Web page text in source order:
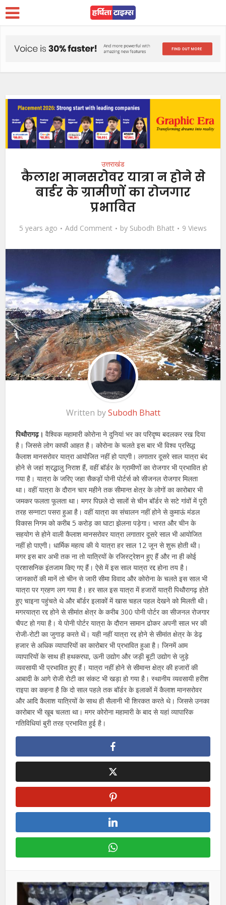
उत्तराखंड
कैलाश मानसरोवर यात्रा न होने से
बार्डर के ग्रामीणों का रोजगार
प्रभावित
5 years ago Add Comment by Subodh Bhatt 9 Views
Written bySubodh Bhatt
पिथौरागढ़। वैश्विक महामारी कोरोना ने दुनियां भर का परिदृष्य बदलकर रख दिया
है। जिससे लोग काफी आहत है। कोरोना के चलते इस बार भी विश्व प्रसिद्ध
कैलाश मानसरोवर यात्रा आयोजित नहीं हो पाएगी। लगातार दूसरे साल यात्रा बंद
होने से जहां श्रद्धालु निराश हैं, वहीं बॉर्डर के ग्रामीणों का रोजगार भी प्रभावित हो
गया है। यात्रा के जरिए जहा सैकड़ों पोनी पोर्टर्स को सीजनल रोजगार मिलता
था। वहीं यात्रा के दौरान चार महीने तक सीमान्त क्षेत्र के लोगों का कारोबार भी
जमकर फलता फूलता था। मगर पिछले दो सालों से चीन बॉर्डर से सटे गांवों में पूरी
तरह सन्नाटा पसरा हुआ है। वहीं यात्रा का संचालन नहीं होने से कुमाऊं मंडल
विकास निगम को करीब 5 करोड़ का घाटा झेलना पड़ेगा। भारत और चीन के
सहयोग से होने वाली कैलाश मानसरोवर यात्रा लगातार दूसरे साल भी आयोजित
नहीं हो पाएगी। धार्मिक महत्व की ये यात्रा हर साल 12 जून से शुरू होती थी।
मगर इस बार अभी तक ना तो यात्रियों के रजिस्ट्रेशन हुए हैं और ना ही कोई
प्रशासनिक इंतजाम किए गए हैं। ऐसे में इस साल यात्रा रद्द होना तय है।
जानकारों की मानें तो चीन से जारी सीमा विवाद और कोरोना के चलते इस साल भी
यात्रा पर ग्रहण लग गया है। हर साल इस यात्रा में हजारों यात्री पिथौरागढ़ होते
हुए चाइना पहुंचते थे और बॉर्डर इलाकों में खास चहल पहल देखने को मिलती थी।
मगरयात्रा रद्द होने से सीमांत क्षेत्र के करीब 300 पोनी पोर्टर का सीजनल रोजगार
चैपट हो गया है। ये पोनी पोर्टर यात्रा के दौरान सामान ढोकर अपनी साल भर की
रोजी-रोटी का जुगाड़ करते थें। यही नहीं यात्रा रद्द होने से सीमांत क्षेत्र के डेढ़
हजार से अधिक व्यापारियों का कारोबार भी प्रभावित हुआ है। जिनमें आम
व्यापारियों के साथ ही हथकरघा, ऊनी उद्योग और जड़ी बूटी उद्योग से जुड़े
व्यवसायी भी प्रभावित हुए हैं। यात्रा नहीं होने से सीमान्त क्षेत्र की हजारों की
आबादी के आगे रोजी रोटी का संकट भी खड़ा हो गया है। स्थानीय व्यवसायी हरीश
राइपा का कहना है कि दो साल पहले तक बॉर्डर के इलाकों में कैलाश मानसरोवर
और आदि कैलाश यात्रियों के साथ ही सैलानी भी शिरकत करते थे। जिससे उनका
कारोबार भी खूब चलता था। मगर कोरोना महामारी के बाद से यहां व्यापारिक
गतिविधियां बुरी तरह प्रभावित हुई है।